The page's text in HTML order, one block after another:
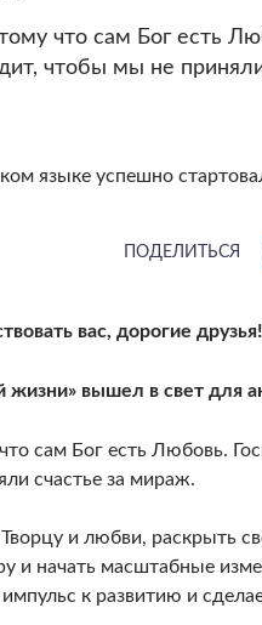
что сам Бог есть
чтобы мы не
ПОДЕЛИТЬСЯ
вас, дорогие друзья!
жизни» вышел в свет для
сам Бог есть Любовь.
счастье за мираж.
и любви, раскрыть
и начать масштабные
к развитию и